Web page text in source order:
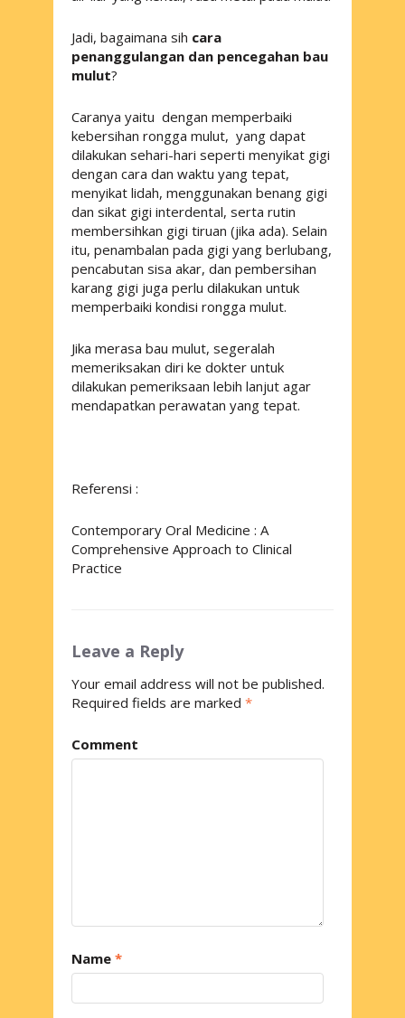
Jadi, bagaimana sih cara
penanggulangan dan pencegahan bau
mulut?
Caranya yaitu dengan memperbaiki
kebersihan rongga mulut, yang dapat
dilakukan sehari-hari seperti menyikat gigi
dengan cara dan waktu yang tepat,
menyikat lidah, menggunakan benang gigi
dan sikat gigi interdental, serta rutin
membersihkan gigi tiruan (jika ada). Selain
itu, penambalan pada gigi yang berlubang,
pencabutan sisa akar, dan pembersihan
karang gigi juga perlu dilakukan untuk
memperbaiki kondisi rongga mulut.
Jika merasa bau mulut, segeralah
memeriksakan diri ke dokter untuk
dilakukan pemeriksaan lebih lanjut agar
mendapatkan perawatan yang tepat.
Referensi :
Contemporary Oral Medicine : A
Comprehensive Approach to Clinical
Practice
Leave a Reply
Your email address will not be published.
Required fields are marked *
Comment
Name *